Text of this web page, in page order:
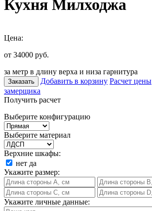
Кухня Милходжа
Цена:
от 34000 руб.
за метр в длину верха и низа гарнитура
Заказать Добавить в корзину Расчет цены
замерщика
Получить расчет
Выберите конфигурацию
Выберите материал
Верхние шкафы:
нет да
Укажите размер:
Укажите личные данные: